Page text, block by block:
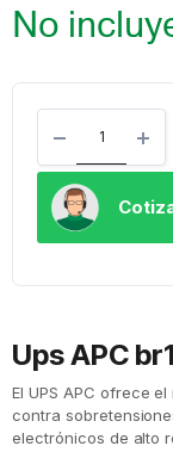
No
Ups APC
El UPS APC ofrece
contra
electrónicos de alto